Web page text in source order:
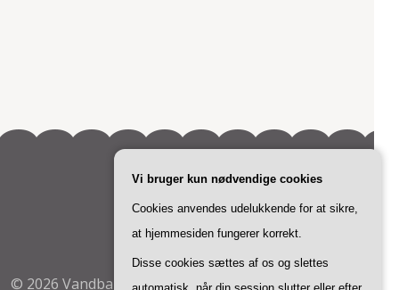
© 2026 Vandbakkelser.Bakes and Cakes | Developed By
Vi bruger kun nødvendige cookies
Cookies anvendes udelukkende for at sikre,
at hjemmesiden fungerer korrekt.
Disse cookies sættes af os og slettes